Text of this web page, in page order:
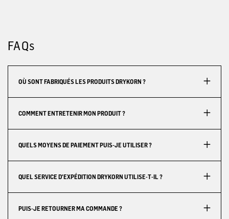
FAQs
OÙ SONT FABRIQUÉS LES PRODUITS DRYKORN ?
COMMENT ENTRETENIR MON PRODUIT ?
QUELS MOYENS DE PAIEMENT PUIS-JE UTILISER ?
QUEL SERVICE D'EXPÉDITION DRYKORN UTILISE-T-IL ?
PUIS-JE RETOURNER MA COMMANDE ?